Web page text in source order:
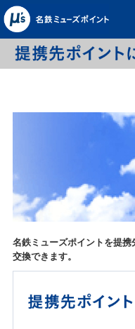
名鉄ミューズポイントを提携
交換できます。